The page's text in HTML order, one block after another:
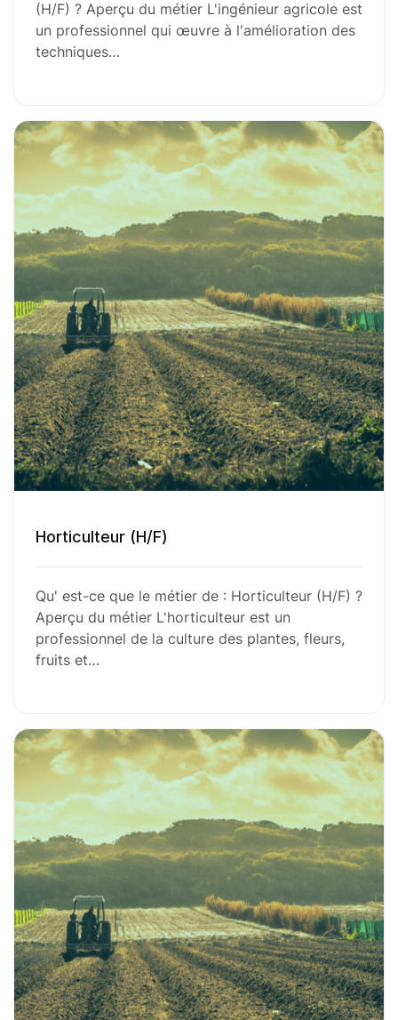
(H/F) ? Aperçu du métier L'ingénieur agricole est
un professionnel qui œuvre à l'amélioration des
techniques…
Horticulteur (H/F)
Qu' est-ce que le métier de : Horticulteur (H/F) ?
Aperçu du métier L'horticulteur est un
professionnel de la culture des plantes, fleurs,
fruits et…